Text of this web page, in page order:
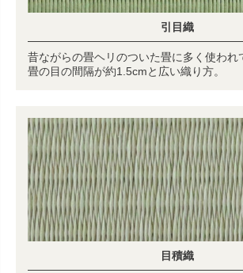
引目織
昔ながらの畳ヘリのついた畳に多く使われ
畳の目の間隔が約1.5cmと広い織り方。
目積織